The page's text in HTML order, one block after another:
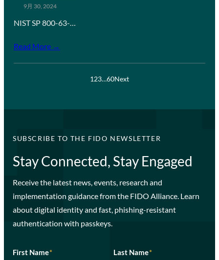
9月 30, 2024
NIST SP 800-63-…
Read More →
123…60Next
SUBSCRIBE TO THE FIDO NEWSLETTER
Stay Connected, Stay Engaged
Receive the latest news, events, research and
implementation guidance from the FIDO Alliance. Learn
about digital identity and fast, phishing-resistant
authentication with passkeys.
First Name* Last Name*